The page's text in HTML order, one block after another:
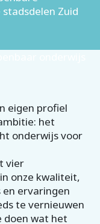
Zuid
eigen profiel
het
onderwijs voor
vier
onze kwaliteit,
ervaringen
te vernieuwen
doen wat het